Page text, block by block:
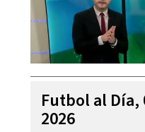
Futbol al Día,
2026